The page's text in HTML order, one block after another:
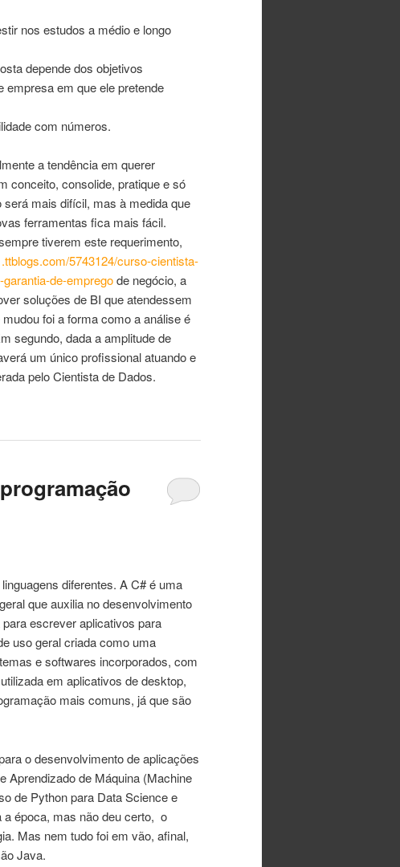
nos estudos a médio e longo
depende dos objetivos
em que ele pretende
com números.
a tendência em querer
conceito, consolide, pratique e só
mais difícil, mas à medida que
ferramentas fica mais fácil.
tiverem este requerimento,
5743124/curso-cientista-
de-empregode negócio, a
soluções de BI que atendessem
foi a forma como a análise é
segundo, dada a amplitude de
um único profissional atuando e
pelo Cientista de Dados.
diferentes. A C# é uma
que auxilia no desenvolvimento
escrever aplicativos para
uso geral criada como uma
e softwares incorporados, com
em aplicativos de desktop,
mais comuns, já que são
o desenvolvimento de aplicações
Aprendizado de Máquina (Machine
de Python para Data Science e
a época, mas não deu certo, o
Mas nem tudo foi em vão, afinal,
Java.